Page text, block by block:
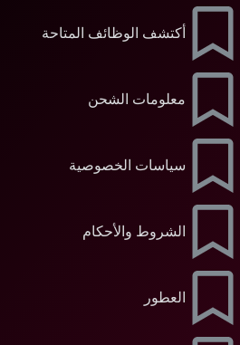
أكتشف الوظائف المتاحة
معلومات الشحن
سياسات الخصوصية
الشروط والأحكام
العطور